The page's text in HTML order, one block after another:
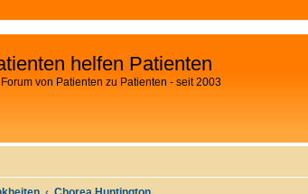
helfen Patienten
Forum von Patienten zu Patienten - seit 2003